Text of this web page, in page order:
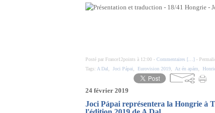
Posté par France12points à 12:00 - Commentaires [ ] -
Tags: A Dal Joci Pápai Eurovision 2019 Az én apám
24 février 2019
Joci Pápai représentera la Hongrie à